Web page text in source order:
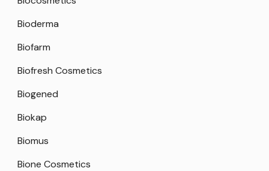
Bioderma
Biofarm
Biofresh Cosmetics
Biogened
Biokap
Biomus
Bione Cosmetics